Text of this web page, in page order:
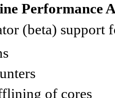
Performance
(beta) support
of cores